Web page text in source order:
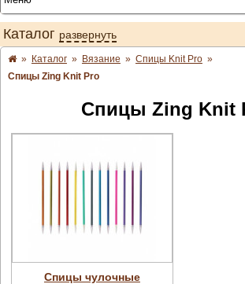
Каталог развернуть
» Каталог » Вязание » Спицы Knit Pro »
Спицы Zing Knit Pro
Спицы Zing Knit
Спицы чулочные